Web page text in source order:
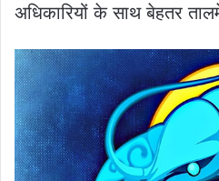
अधिकारियों के साथ बेहतर